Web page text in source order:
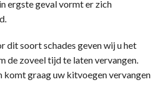
ergste geval vormt er zich
dit soort schades geven wij u het
de zoveel tijd te laten vervangen.
graag uw kitvoegen vervangen